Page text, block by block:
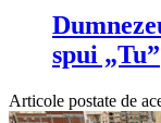
spui „Tu”
Articole postate de